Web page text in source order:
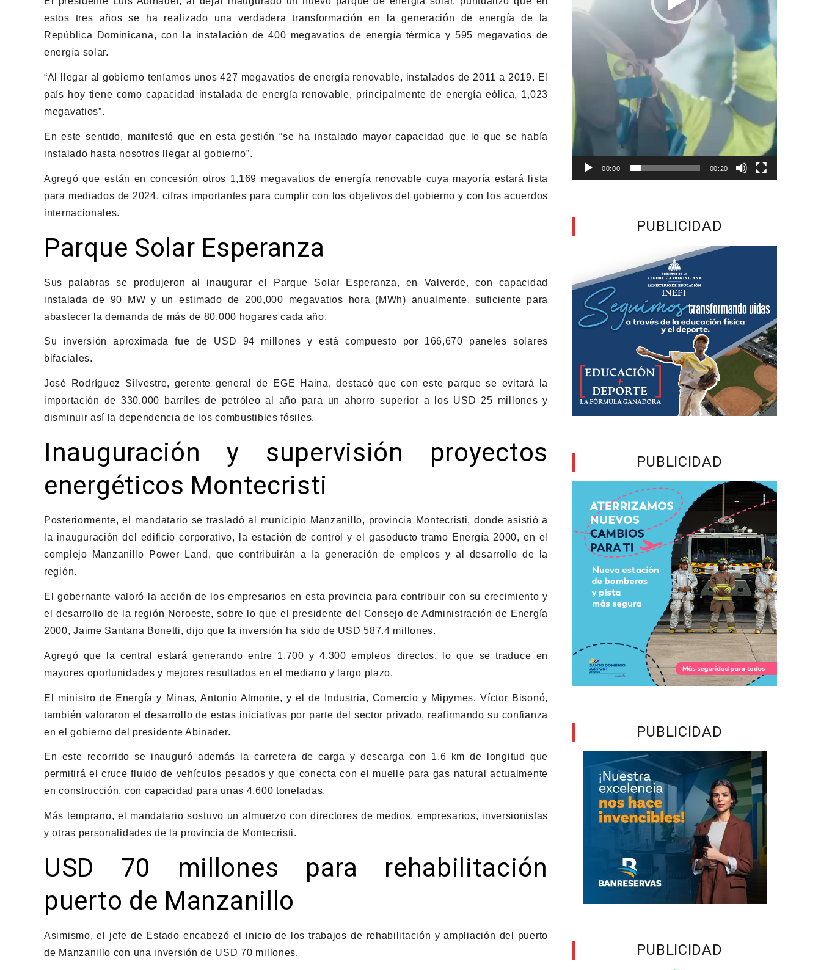
estos tres años se ha realizado una verdadera transformación en la generación de energía de la
República Dominicana, con la instalación de 400 megavatios de energía térmica y 595 megavatios de
energía solar.
“Al llegar al gobierno teníamos unos 427 megavatios de energía renovable, instalados de 2011 a 2019. El
país hoy tiene como capacidad instalada de energía renovable, principalmente de energía eólica, 1,023
megavatios”.
En este sentido, manifestó que en esta gestión “se ha instalado mayor capacidad que lo que se había
instalado hasta nosotros llegar al gobierno”.
Agregó que están en concesión otros 1,169 megavatios de energía renovable cuya mayoría estará lista
para mediados de 2024, cifras importantes para cumplir con los objetivos del gobierno y con los acuerdos
internacionales.
Parque Solar Esperanza
Sus palabras se produjeron al inaugurar el Parque Solar Esperanza, en Valverde, con capacidad
instalada de 90 MW y un estimado de 200,000 megavatios hora (MWh) anualmente, suficiente para
abastecer la demanda de más de 80,000 hogares cada año.
Su inversión aproximada fue de USD 94 millones y está compuesto por 166,670 paneles solares
bifaciales.
José Rodríguez Silvestre, gerente general de EGE Haina, destacó que con este parque se evitará la
importación de 330,000 barriles de petróleo al año para un ahorro superior a los USD 25 millones y
disminuir así la dependencia de los combustibles fósiles.
Inauguración y supervisión proyectos
energéticos Montecristi
Posteriormente, el mandatario se trasladó al municipio Manzanillo, provincia Montecristi, donde asistió a
la inauguración del edificio corporativo, la estación de control y el gasoducto tramo Energía 2000, en el
complejo Manzanillo Power Land, que contribuirán a la generación de empleos y al desarrollo de la
región.
El gobernante valoró la acción de los empresarios en esta provincia para contribuir con su crecimiento y
el desarrollo de la región Noroeste, sobre lo que el presidente del Consejo de Administración de Energía
2000, Jaime Santana Bonetti, dijo que la inversión ha sido de USD 587.4 millones.
Agregó que la central estará generando entre 1,700 y 4,300 empleos directos, lo que se traduce en
mayores oportunidades y mejores resultados en el mediano y largo plazo.
El ministro de Energía y Minas, Antonio Almonte, y el de Industria, Comercio y Mipymes, Víctor Bisonó,
también valoraron el desarrollo de estas iniciativas por parte del sector privado, reafirmando su confianza
en el gobierno del presidente Abinader.
En este recorrido se inauguró además la carretera de carga y descarga con 1.6 km de longitud que
permitirá el cruce fluido de vehículos pesados y que conecta con el muelle para gas natural actualmente
en construcción, con capacidad para unas 4,600 toneladas.
Más temprano, el mandatario sostuvo un almuerzo con directores de medios, empresarios, inversionistas
y otras personalidades de la provincia de Montecristi.
USD 70 millones para rehabilitación
puerto de Manzanillo
Asimismo, el jefe de Estado encabezó el inicio de los trabajos de rehabilitación y ampliación del puerto
de Manzanillo con una inversión de USD 70 millones.
00:00 00:20
PUBLICIDAD
PUBLICIDAD
PUBLICIDAD
PUBLICIDAD